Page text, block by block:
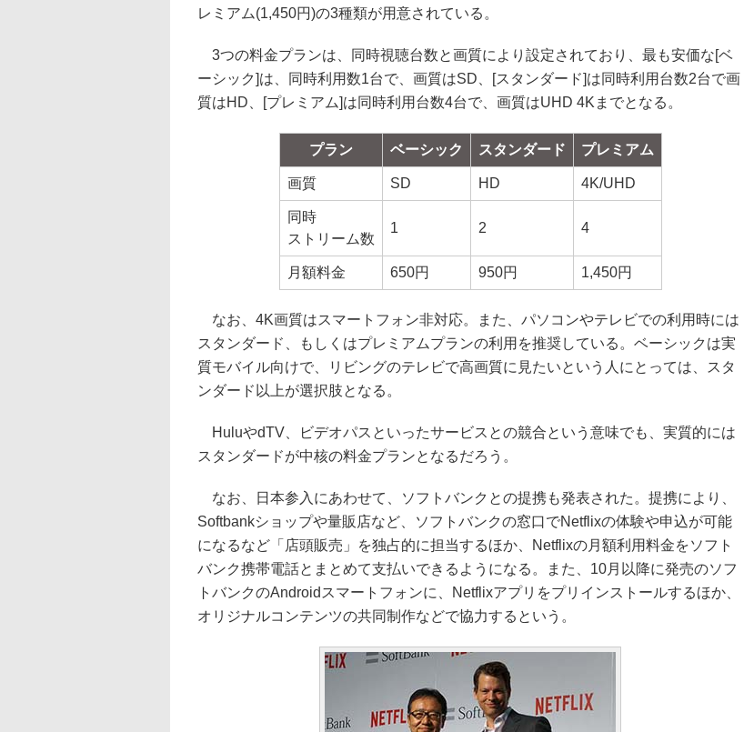
レミアム(1,450円)の3種類が用意されている。
3つの料金プランは、同時視聴台数と画質により設定されており、最も安価な[ベ
ーシック]は、同時利用数1台で、画質はSD、[スタンダード]は同時利用台数2台で画
質はHD、[プレミアム]は同時利用台数4台で、画質はUHD 4Kまでとなる。
プラン ベーシック スタンダード プレミアム
画質 SD HD 4K/UHD
同時
ストリーム数
1 2 4
月額料金 650円 950円 1,450円
なお、4K画質はスマートフォン非対応。また、パソコンやテレビでの利用時には
スタンダード、もしくはプレミアムプランの利用を推奨している。ベーシックは実
質モバイル向けで、リビングのテレビで高画質に見たいという人にとっては、スタ
ンダード以上が選択肢となる。
HuluやdTV、ビデオパスといったサービスとの競合という意味でも、実質的には
スタンダードが中核の料金プランとなるだろう。
なお、日本参入にあわせて、ソフトバンクとの提携も発表された。提携により、
Softbankショップや量販店など、ソフトバンクの窓口でNetflixの体験や申込が可能
になるなど「店頭販売」を独占的に担当するほか、Netflixの月額利用料金をソフト
バンク携帯電話とまとめて支払いできるようになる。また、10月以降に発売のソフ
トバンクのAndroidスマートフォンに、Netflixアプリをプリインストールするほか、
オリジナルコンテンツの共同制作などで協力するという。